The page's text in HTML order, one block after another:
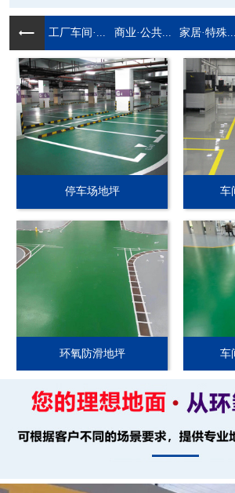
工厂车间·... 商业·公共... 家居·特殊...
停车场地坪 车
环氧防滑地坪 车